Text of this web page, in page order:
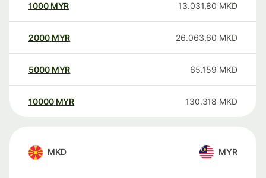
1000 MYR 13.031,80 MKD
2000 MYR 26.063,60 MKD
5000 MYR 65.159 MKD
10000 MYR 130.318 MKD
MKD MYR